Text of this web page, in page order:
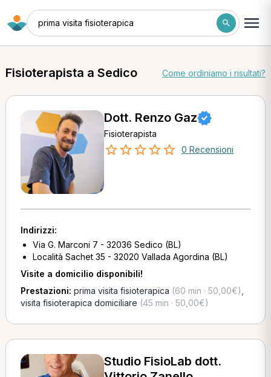
prima visita fisioterapica
Fisioterapista a Sedico Come ordiniamo i risultati?
Dott. Renzo Gaz
Fisioterapista
0 Recensioni
Indirizzi:
Via G. Marconi 7 - 32036 Sedico (BL)
Località Sachet 35 - 32020 Vallada Agordina (BL)
Visite a domicilio disponibili!
Prestazioni: prima visita fisioterapica (60 min · 50,00€)
visita fisioterapica domiciliare (45 min · 50,00€)
Studio FisioLab dott.